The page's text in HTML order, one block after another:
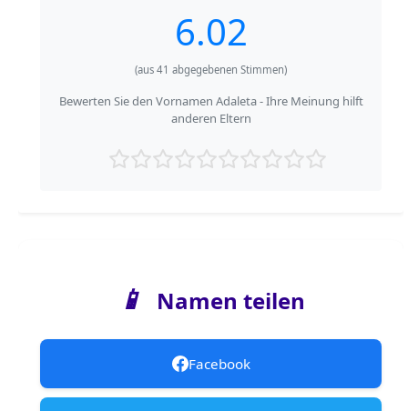
6.02
(aus 41 abgegebenen Stimmen)
Bewerten Sie den Vornamen Adaleta - Ihre Meinung hilft
anderen Eltern
📱 Namen teilen
Facebook